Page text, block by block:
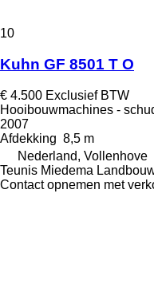
10
Kuhn GF 8501 T O
€ 4.500 Exclusief BTW
Hooibouwmachines -
2007
Afdekking 8,5 m
Nederland, Vollenhove
Teunis Miedema
Contact opnemen met